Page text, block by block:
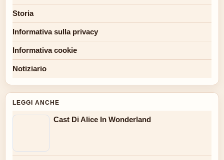
Storia
Informativa sulla privacy
Informativa cookie
Notiziario
LEGGI ANCHE
Cast Di Alice In Wonderland